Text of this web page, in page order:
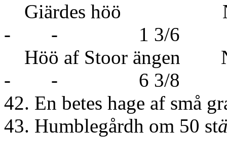
Giärdes höö
- - 1 3/6
Höö af Stoor ängen
- - 6 3/8
42. En betes hage af små
43. Humblegårdh om 50 st